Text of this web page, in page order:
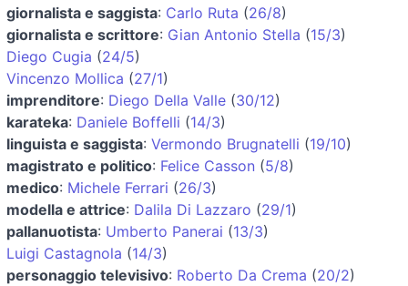
giornalista e saggista: Carlo Ruta (26/8)
giornalista e scrittore: Gian Antonio Stella (15/3)
Diego Cugia (24/5)
Vincenzo Mollica (27/1)
imprenditore: Diego Della Valle (30/12)
karateka: Daniele Boffelli (14/3)
linguista e saggista: Vermondo Brugnatelli (19/10)
magistrato e politico: Felice Casson (5/8)
medico: Michele Ferrari (26/3)
modella e attrice: Dalila Di Lazzaro (29/1)
pallanuotista: Umberto Panerai (13/3)
Luigi Castagnola (14/3)
personaggio televisivo: Roberto Da Crema (20/2)